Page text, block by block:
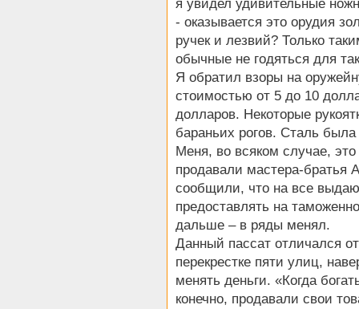
я увидел удивительные
- оказывается это орудия
ручек и лезвий? Только
обычные не годяться для
Я обратил взоры на
стоимостью от 5 до 10
долларов. Некоторые
бараньих рогов. Сталь
Меня, во всяком случае,
продавали мастера-
сообщили, что на все
предоставлять на
дальше – в ряды менял.
Данный пассат отличался
перекрестке пяти улиц,
менять деньги. «Когда
конечно, продавали свои